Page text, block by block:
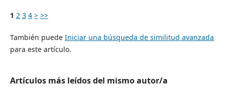
1 2 3 4 > >>
También puede Iniciar una búsqueda de similitud avanzada
para este artículo.
Artículos más leídos del mismo autor/a